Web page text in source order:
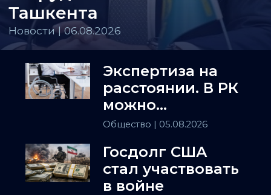
Ташкента
Новости | 06.08.2026
Экспертиза на
расстоянии. В РК
можно
установить
заочно
Общество | 05.08.2026
Госдолг США
стал участвовать
в войне